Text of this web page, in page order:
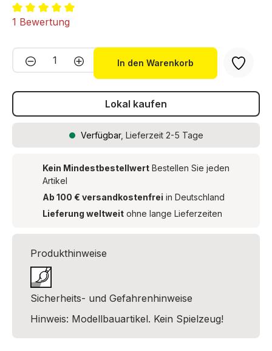
Durchschnittliche Bewertung von 5 von 5 Sternen
1 Bewertung
Produkt Anzahl: Gib den
In den Warenkorb
Lokal kaufen
Verfügbar, Lieferzeit 2-5 Tage
Kein Mindestbestellwert Bestellen Sie jeden
Artikel
Ab 100 € versandkostenfrei in Deutschland
Lieferung weltweit ohne lange Lieferzeiten
Produkthinweise
Sicherheits- und Gefahrenhinweise
Hinweis: Modellbauartikel. Kein Spielzeug!